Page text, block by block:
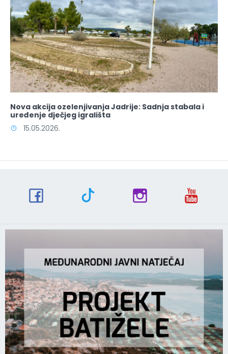
Nova akcija ozelenjivanja Jadrije: Sadnja stabala i
uređenje dječjeg igrališta
15.05.2026.